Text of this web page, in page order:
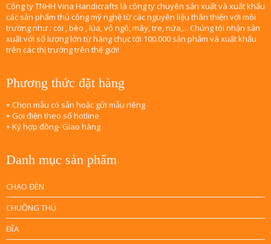
Công ty TNHH Vina Handicrafts là công ty chuyên sản xuất và xuất khẩu
các sản phẩm thủ công mỹ nghệ từ các nguyên liệu thân thiện với môi
trường như : cói , bèo , lúa, vỏ ngô, mây, tre, nứa,... Chúng tôi nhận sản
xuất với số lượng lớn từ hàng chục tới 100.000 sản phẩm và xuất khẩu
trên các thị trường trên thế giới!
Phương thức đặt hàng
+ Chọn mẫu có sẵn hoặc gửi mẫu riêng
+ Gọi điện theo số hotline
+ Ký hợp đồng- Giao hàng
Danh mục sản phẩm
CHAO ĐÈN
CHUỒNG THÚ
ĐĨA